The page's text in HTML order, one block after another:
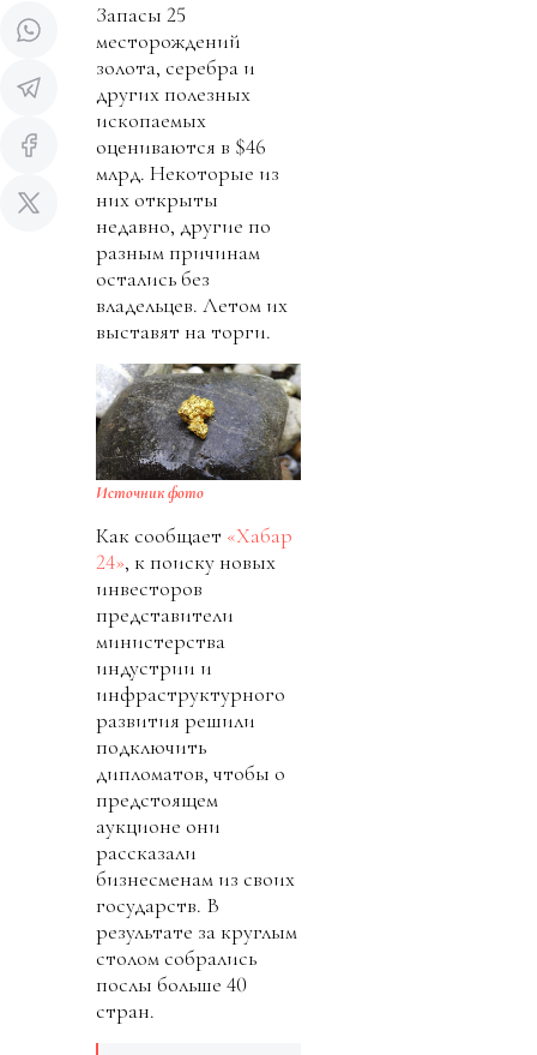
Запасы 25
месторождений
золота, серебра и
других полезных
ископаемых
оцениваются в $46
млрд. Некоторые из
них открыты
недавно, другие по
разным причинам
остались без
владельцев. Летом их
выставят на торги.
Источник фото
Как сообщает «Хабар
24», к поиску новых
инвесторов
представители
министерства
индустрии и
инфраструктурного
развития решили
подключить
дипломатов, чтобы о
предстоящем
аукционе они
рассказали
бизнесменам из своих
государств. В
результате за круглым
столом собрались
послы больше 40
стран.